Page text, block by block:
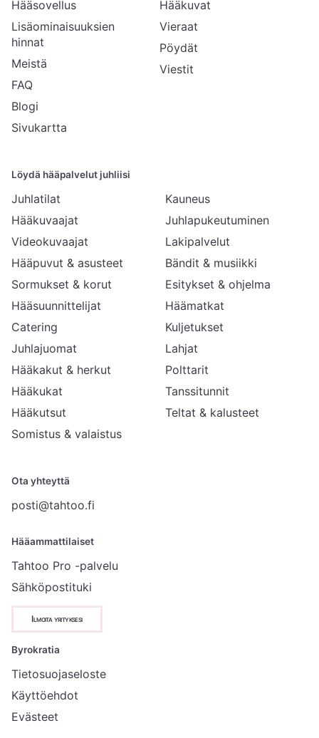
Ota yhteyttä
posti@tahtoo.fi
Hääammattilaiset
Tahtoo Pro -palvelu
Sähköpostituki
Ilmoita yrityksesi
Byrokratia
Tietosuojaseloste
Käyttöehdot
Evästeet
Hääsovellus
Lisäominaisuuksien
hinnat
Meistä
FAQ
Blogi
Sivukartta
Hääkuvat
Vieraat
Pöydät
Viestit
Löydä hääpalvelut juhliisi
Juhlatilat
Hääkuvaajat
Videokuvaajat
Hääpuvut & asusteet
Sormukset & korut
Hääsuunnittelijat
Catering
Juhlajuomat
Hääkakut & herkut
Hääkukat
Hääkutsut
Somistus & valaistus
Kauneus
Juhlapukeutuminen
Lakipalvelut
Bändit & musiikki
Esitykset & ohjelma
Häämatkat
Kuljetukset
Lahjat
Polttarit
Tanssitunnit
Teltat & kalusteet